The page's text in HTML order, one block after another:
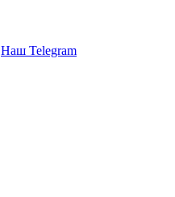
Наш Telegram